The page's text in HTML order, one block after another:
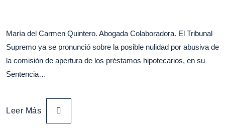
María del Carmen Quintero. Abogada Colaboradora. El Tribunal
Supremo ya se pronunció sobre la posible nulidad por abusiva de
la comisión de apertura de los préstamos hipotecarios, en su
Sentencia…
Leer Más